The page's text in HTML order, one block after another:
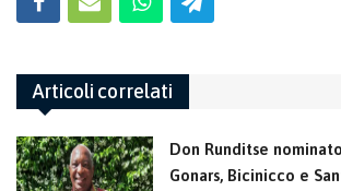
Articoli correlati
Don Runditse
Gonars, Bicinicco e